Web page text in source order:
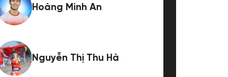
Hoàng Minh An
Nguyễn Thị Thu Hà